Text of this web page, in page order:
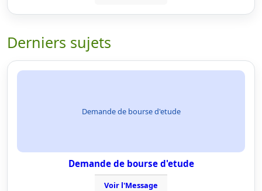
Derniers sujets
Demande de bourse d'etude
Demande de bourse d'etude
Voir l'Message